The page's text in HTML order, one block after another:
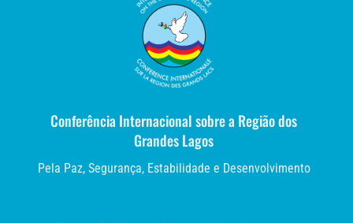
Conferência Internacional sobre a Região dos
Grandes Lagos
Pela Paz, Segurança, Estabilidade e Desenvolvimento